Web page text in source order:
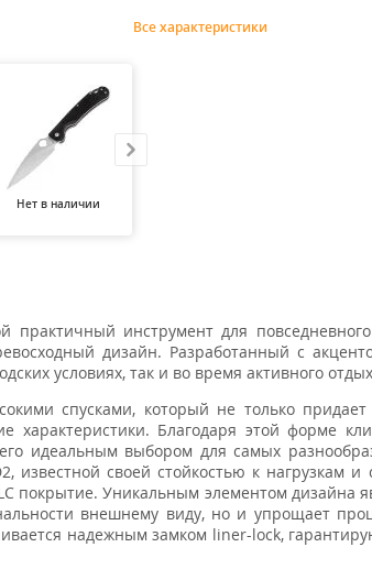
Нет в наличии
Все характеристики
практичный инструмент для
дизайн. Разработанный с
условиях, так и во время активного
спусками, который не только придает
Благодаря этой форме
идеальным выбором для самых
известной своей стойкостью к нагрузкам и
покрытие. Уникальным элементом дизайна
внешнему виду, но и упрощает
надежным замком liner-lock,